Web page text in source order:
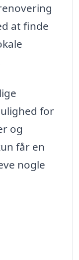
at finde
for
og
får en
nogle